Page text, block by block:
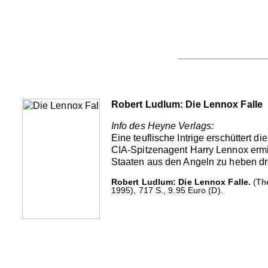
Robert Ludlum: Die Lennox Falle
Info des Heyne Verlags:
Eine teuflische Intrige erschüttert
CIA-Spitzenagent Harry Lennox
Staaten aus den Angeln zu heben
Robert Ludlum: Die Lennox Falle.
1995), 717 S., 9.95 Euro (D).